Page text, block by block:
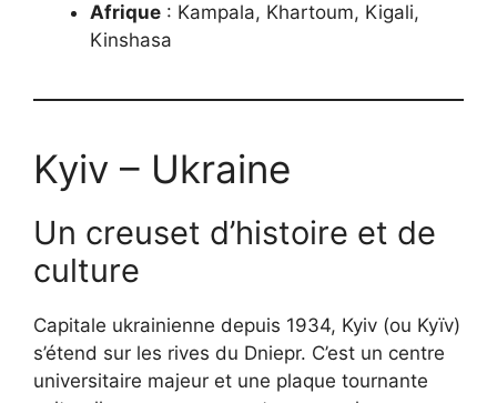
Afrique : Kampala, Khartoum, Kigali,
Kinshasa
Kyiv – Ukraine
Un creuset d’histoire et de
culture
Capitale ukrainienne depuis 1934, Kyiv (ou Kyïv)
s’étend sur les rives du Dniepr. C’est un centre
universitaire majeur et une plaque tournante